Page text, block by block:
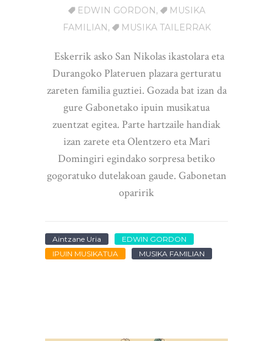
EDWIN GORDON,
MUSIKA
FAMILIAN, MUSIKA TAILERRAK
Eskerrik asko San Nikolas ikastolara eta
Durangoko Plateruen plazara gerturatu
zareten familia guztiei. Gozada bat izan da
gure Gabonetako ipuin musikatua
zuentzat egitea. Parte hartzaile handiak
izan zarete eta Olentzero eta Mari
Domingiri egindako sorpresa betiko
gogoratuko dutelakoan gaude. Gabonetan
oparirik
Aintzane Uria
EDWIN GORDON
IPUIN MUSIKATUA
MUSIKA FAMILIAN